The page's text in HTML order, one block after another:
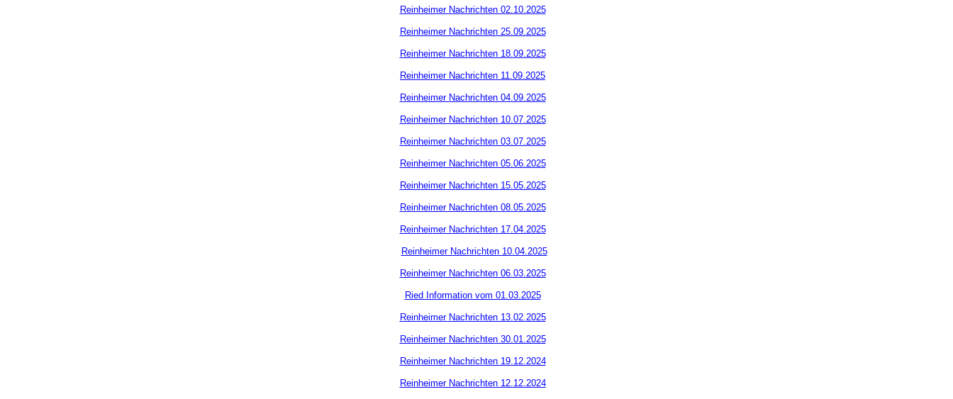
Reinheimer Nachrichten 02.10.2025
Reinheimer Nachrichten 25.09.2025
Reinheimer Nachrichten 18.09.2025
Reinheimer Nachrichten 11.09.2025
Reinheimer Nachrichten 04.09.2025
Reinheimer Nachrichten 10.07.2025
Reinheimer Nachrichten 03.07.2025
Reinheimer Nachrichten 05.06.2025
Reinheimer Nachrichten 15.05.2025
Reinheimer Nachrichten 08.05.2025
Reinheimer Nachrichten 17.04.2025
Reinheimer Nachrichten 10.04.2025
Reinheimer Nachrichten 06.03.2025
Ried Information vom 01.03.2025
Reinheimer Nachrichten 13.02.2025
Reinheimer Nachrichten 30.01.2025
Reinheimer Nachrichten 19.12.2024
Reinheimer Nachrichten 12.12.2024